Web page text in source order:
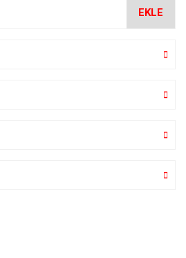
EKLE